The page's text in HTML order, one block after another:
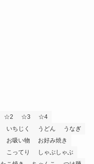
☆2 ☆3
☆4
いちじく うどん
うなぎ
お吸い物
お好み焼き
こってり
しゃぶしゃぶ